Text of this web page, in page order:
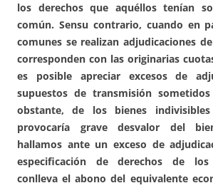
los derechos que aquéllos tenían
común. Sensu contrario, cuando en
comunes se realizan adjudicaciones
corresponden con las originarias
es posible apreciar excesos de
supuestos de transmisión
obstante, de los bienes
provocaría grave desvalor del
hallamos ante un exceso de
especificación de derechos de
conlleva el abono del equivalente